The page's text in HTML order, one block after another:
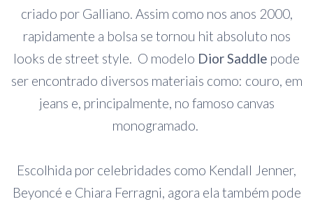
criado por Galliano. Assim como nos anos 2000,
rapidamente a bolsa se tornou hit absoluto nos
looks de street style. O modelo Dior Saddle pode
ser encontrado diversos materiais como: couro, em
jeans e, principalmente, no famoso canvas
monogramado.
Escolhida por celebridades como Kendall Jenner,
Beyoncé e Chiara Ferragni, agora ela também pode